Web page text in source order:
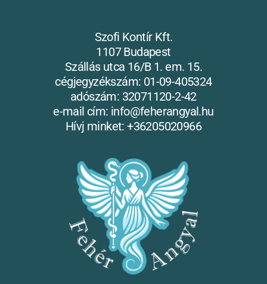
Szofi Kontír Kft.
1107 Budapest
Szállás utca 16/B 1. em. 15.
cégjegyzékszám: 01-09-405324
adószám: 32071120-2-42
e-mail cím: info@feherangyal.hu
Hívj minket: +36205020966